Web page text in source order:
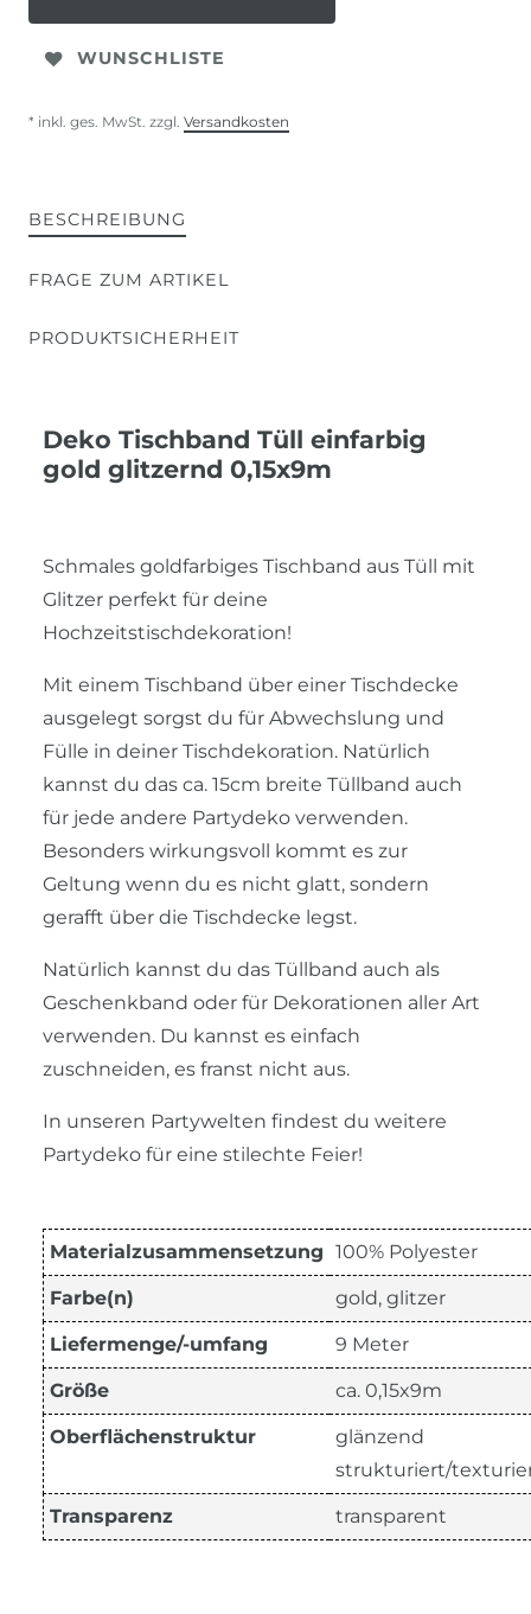
WUNSCHLISTE
* inkl. ges. MwSt. zzgl. Versandkosten
BESCHREIBUNG
FRAGE ZUM ARTIKEL
PRODUKTSICHERHEIT
Deko Tischband Tüll einfarbig
gold glitzernd 0,15x9m
Schmales goldfarbiges Tischband aus Tüll mit
Glitzer perfekt für deine
Hochzeitstischdekoration!
Mit einem Tischband über einer Tischdecke
ausgelegt sorgst du für Abwechslung und
Fülle in deiner Tischdekoration. Natürlich
kannst du das ca. 15cm breite Tüllband auch
für jede andere Partydeko verwenden.
Besonders wirkungsvoll kommt es zur
Geltung wenn du es nicht glatt, sondern
gerafft über die Tischdecke legst.
Natürlich kannst du das Tüllband auch als
Geschenkband oder für Dekorationen aller Art
verwenden. Du kannst es einfach
zuschneiden, es franst nicht aus.
In unseren Partywelten findest du weitere
Partydeko für eine stilechte Feier!
Materialzusammensetzung 100% Polyester
Farbe(n) gold, glitzer
Liefermenge/-umfang 9 Meter
Größe ca. 0,15x9m
Oberflächenstruktur
glänzend
strukturiert/
Transparenz transparent